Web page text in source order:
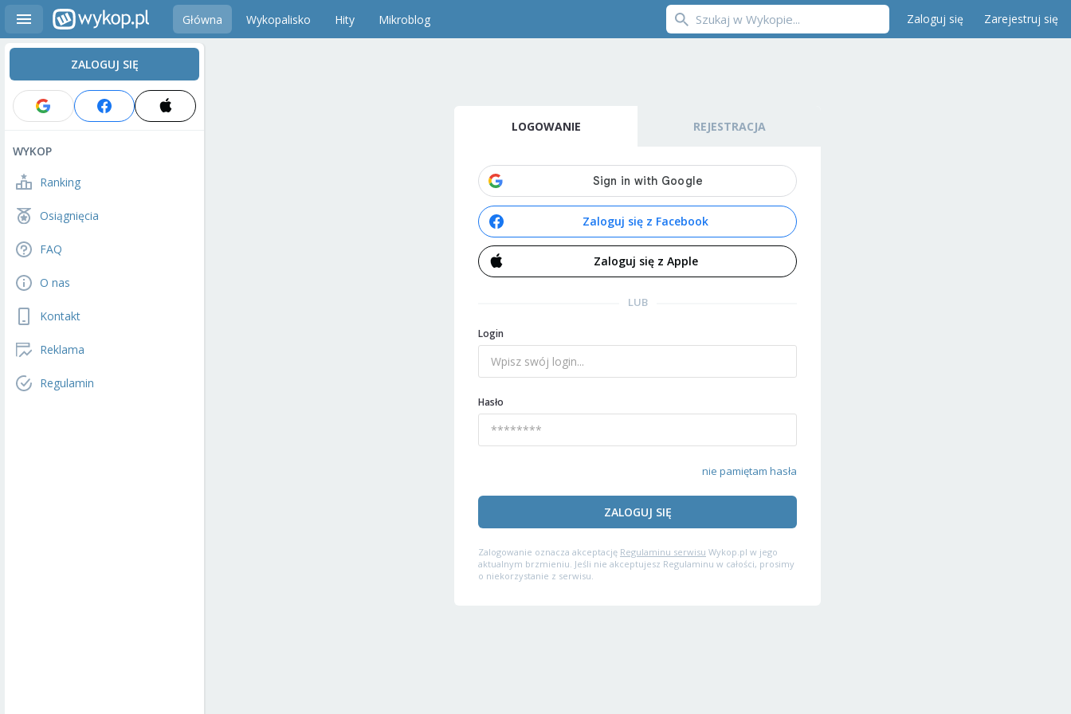
Główna Wykopalisko Hity Mikroblog Zaloguj się Zarejestruj się
ZALOGUJ SIĘ
WYKOP
Ranking
Osiągnięcia
FAQ
O nas
Kontakt
Reklama
Regulamin
LOGOWANIE REJESTRACJA
Zaloguj się z Facebook
Zaloguj się z Apple
LUB
Login
Hasło
nie pamiętam hasła
ZALOGUJ SIĘ
Zalogowanie oznacza akceptację Regulaminu serwisu Wykop.pl w jego
aktualnym brzmieniu. Jeśli nie akceptujesz Regulaminu w całości, prosimy
o niekorzystanie z serwisu.